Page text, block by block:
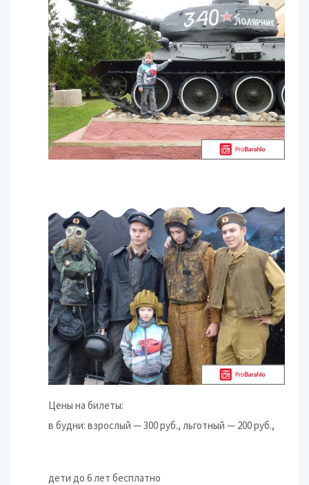
Цены на билеты:
в будни: взрослый — 300 руб., льготный — 200 руб.,
дети до 6 лет бесплатно